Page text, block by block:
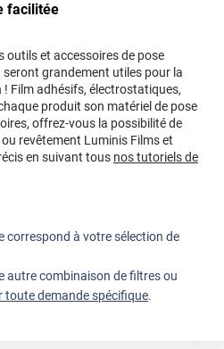
facilitée
outils et accessoires de pose
grandement utiles pour la
Film adhésifs, électrostatiques,
produit son matériel de pose
offrez-vous la possibilité de
revêtement Luminis Films et
en suivant tous nos tutoriels de
correspond à votre sélection de
autre combinaison de filtres ou
toute demande spécifique.